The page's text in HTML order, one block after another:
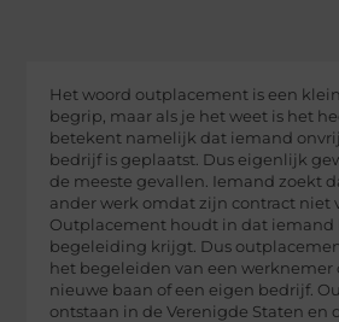
Het woord outplacement is een
begrip, maar als je het weet is het
betekent namelijk dat iemand
bedrijf is geplaatst. Dus eigenlijk
de meeste gevallen. Iemand zoekt
ander werk omdat zijn contract niet
Outplacement houdt in dat iemand
begeleiding krijgt. Dus
het begeleiden van een werknemer
nieuwe baan of een eigen bedrijf.
ontstaan in de Verenigde Staten en